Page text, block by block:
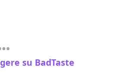
su BadTaste